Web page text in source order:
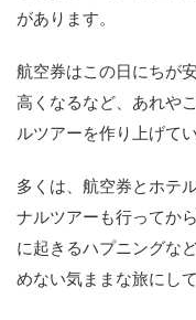
があります。
航空券はこの日にちが
高くなるなど、あれや
ルツアーを作り上げてい
多くは、航空券とホテ
ナルツアーも行ってか
に起きるハプニングな
めない気ままな旅にし